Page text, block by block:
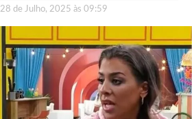
28 de Julho, 2025 às 09:59